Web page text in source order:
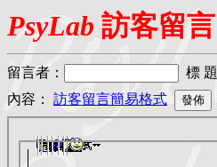
PsyLab 訪客留言
留言者 ： 標 題
內容： 訪客留言簡易格式